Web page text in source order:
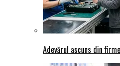
Adevărul ascuns din